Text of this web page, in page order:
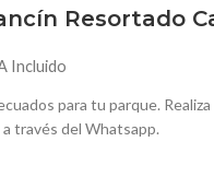
Resortado
Incluido
para tu parque.
través del Whatsapp.